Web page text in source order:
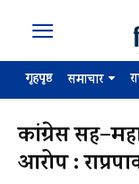
गृहपृष्ठ समाचार
कांग्रेस
आरोप :